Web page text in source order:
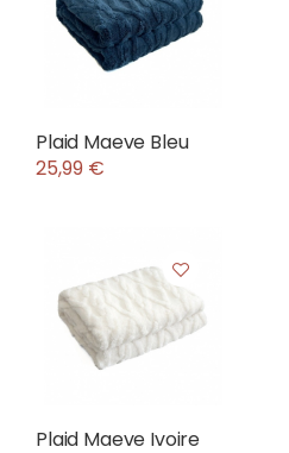
Plaid Maeve Bleu
25,99 €
Plaid Maeve Ivoire